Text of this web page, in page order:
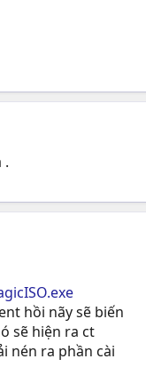
.
hồi nãy sẽ biến
sẽ hiện ra ct
nén ra phần cài